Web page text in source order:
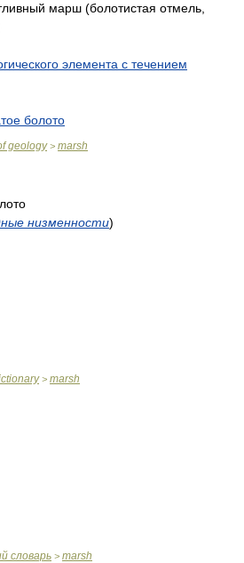
марш (болотистая отмель,
элемента с течением
болото
geology> marsh
низменности)
> marsh
словарь > marsh